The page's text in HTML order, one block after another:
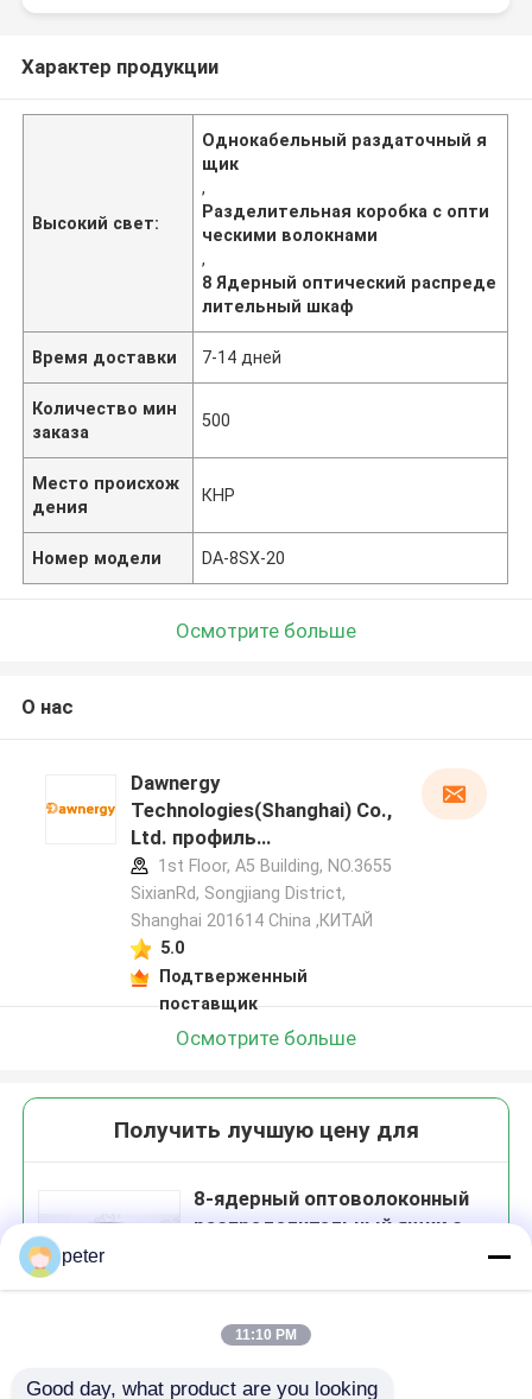
Характер продукции
Высокий свет:
Однокабельный раздаточный я
щик
,
Разделительная коробка с опти
ческими волокнами
,
8 Ядерный оптический распреде
лительный шкаф
Время доставки 7-14 дней
Количество мин
заказа
500
Место происхож
дения
КНР
Номер модели DA-8SX-20
Осмотрите больше
О нас
Dawnergy
Technologies(Shanghai) Co.,
Ltd. профиль
производителя
1st Floor, A5 Building, NO.3655
SixianRd, Songjiang District,
Shanghai 201614 China ,КИТАЙ
5.0
Подтверженный
поставщик
Осмотрите больше
Получить лучшую цену для
8-ядерный оптоволоконный
распределительный ящик с
Продолжать
peter
11:10 PM
Good day, what product are you looking